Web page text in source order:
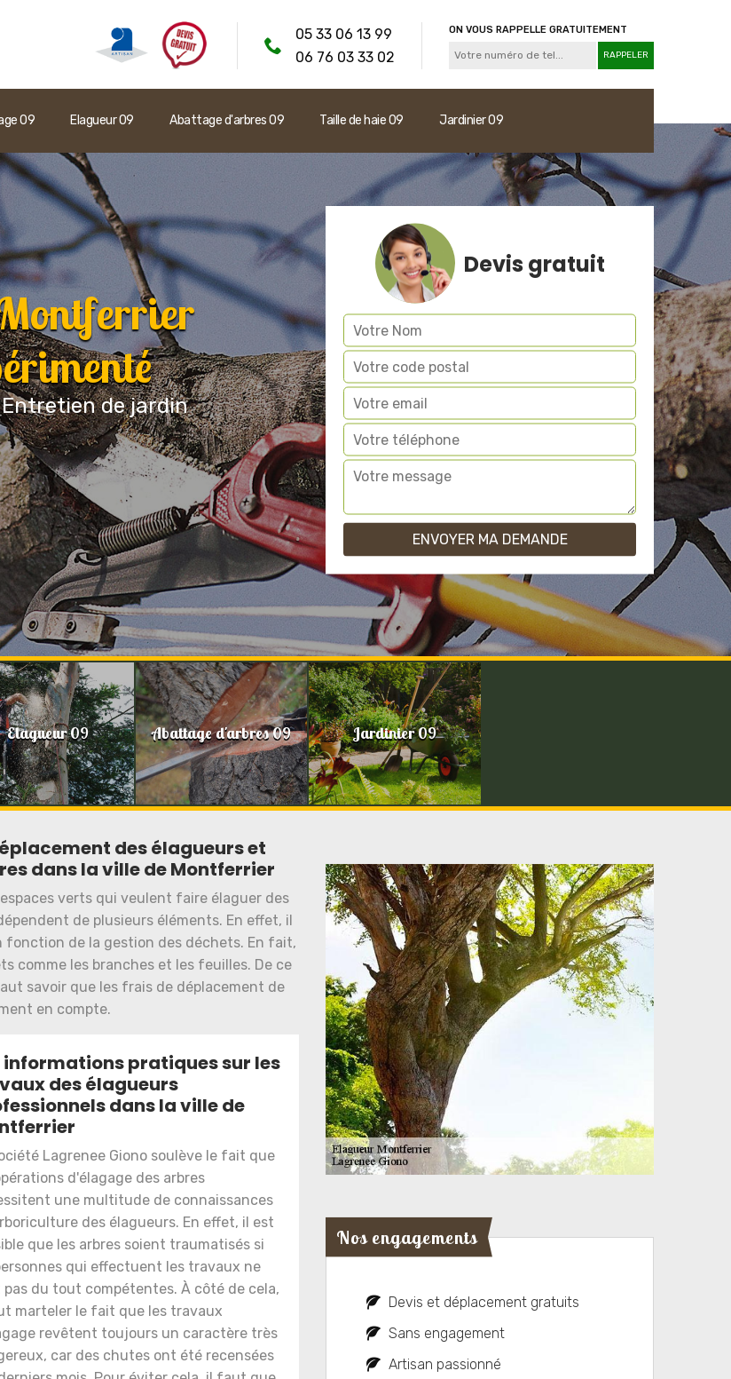
05 33 06 13 99
06 76 03 33 02
ON VOUS RAPPELLE GRATUITEMENT
09 Elagueur 09 Abattage d'arbres 09 Taille de haie 09 Jardinier 09
de jardin
Devis gratuit
Elagueur 09 Abattage d'arbres 09 Jardinier 09
des élagueurs et
dans la ville de Montferrier
verts qui veulent faire élaguer des
de plusieurs éléments. En effet, il
fonction de la gestion des déchets. En fait,
comme les branches et les feuilles. De ce
savoir que les frais de déplacement de
en compte.
informations pratiques sur les
des élagueurs
dans la ville de
Lagrenee Giono soulève le fait que
d'élagage des arbres
une multitude de connaissances
des élagueurs. En effet, il est
que les arbres soient traumatisés si
qui effectuent les travaux ne
pas du tout compétentes. À côté de cela,
marteler le fait que les travaux
revêtent toujours un caractère très
car des chutes ont été recensées
Nos engagements
Devis et déplacement gratuits
Sans engagement
Artisan passionné